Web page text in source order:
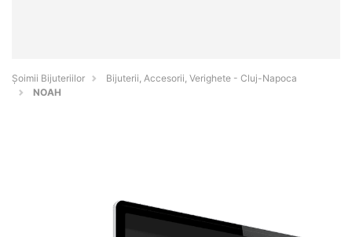
Şoimii Bijuteriilor
Bijuterii, Accesorii, Verighete - Cluj-Napoca
NOAH